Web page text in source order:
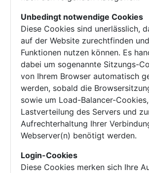
Unbedingt notwendige Cookies
Diese Cookies sind unerlässlich,
auf der Website zurechtfinden
Funktionen nutzen können. Es
dabei um sogenannte Sitzungs-
von Ihrem Browser automatisch
werden, sobald die
sowie um Load-Balancer-
Lastverteilung des Servers und
Aufrechterhaltung Ihrer
Webserver(n) benötigt werden.
Login-Cookies
Diese Cookies merken sich Ihre